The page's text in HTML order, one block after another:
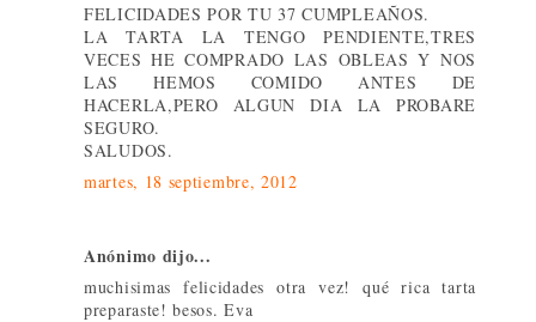
FELICIDADES POR TU 37 CUMPLEAÑOS.
LA TARTA LA TENGO PENDIENTE,TRES
VECES HE COMPRADO LAS OBLEAS Y NOS
LAS HEMOS COMIDO ANTES DE
HACERLA,PERO ALGUN DIA LA PROBARE
SEGURO.
SALUDOS.
martes, 18 septiembre, 2012
Anónimo dijo...
muchisimas felicidades otra vez! qué rica tarta
preparaste! besos. Eva